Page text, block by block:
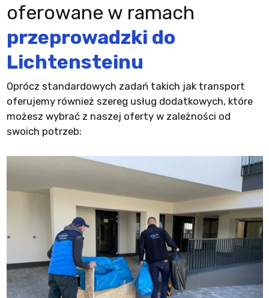
oferowane w ramach
przeprowadzki do
Lichtensteinu
Oprócz standardowych zadań takich jak transport
oferujemy również szereg usług dodatkowych, które
możesz wybrać z naszej oferty w zależności od
swoich potrzeb: